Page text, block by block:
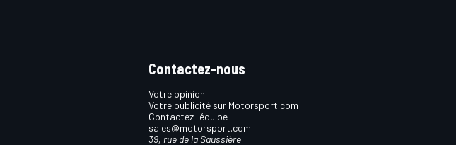
Contactez-nous
Votre opinion
Votre publicité sur Motorsport.com
Contactez l'équipe
sales@motorsport.com
39, rue de la Saussière